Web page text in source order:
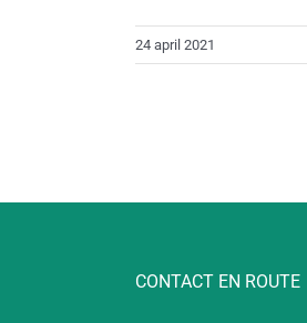
24 april 2021
CONTACT EN ROUTE